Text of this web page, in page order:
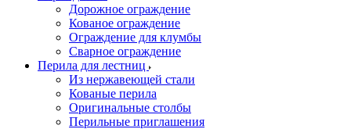
Дорожное ограждение
Кованое ограждение
Ограждение для клумбы
Сварное ограждение
Перила для лестниц
Из нержавеющей стали
Кованые перила
Оригинальные столбы
Перильные приглашения